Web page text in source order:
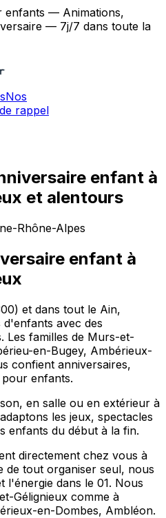
enfants — Animations,
— 7j/7 dans toute la
Nos
rappel
enfant à
et alentours
Rhône-Alpes
enfant à
et dans tout le Ain,
d'enfants avec des
Les familles de Murs-et-
en-Bugey, Ambérieux-
confient anniversaires,
pour enfants.
en salle ou en extérieur à
les jeux, spectacles
enfants du début à la fin.
directement chez vous à
de tout organiser seul, nous
l'énergie dans le 01. Nous
Gélignieux comme à
en-Dombes, Ambléon.